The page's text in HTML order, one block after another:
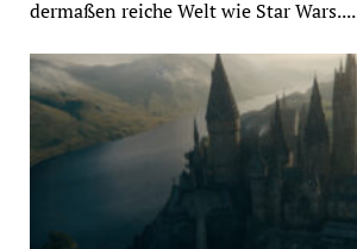
dermaßen reiche Welt wie Star Wars....